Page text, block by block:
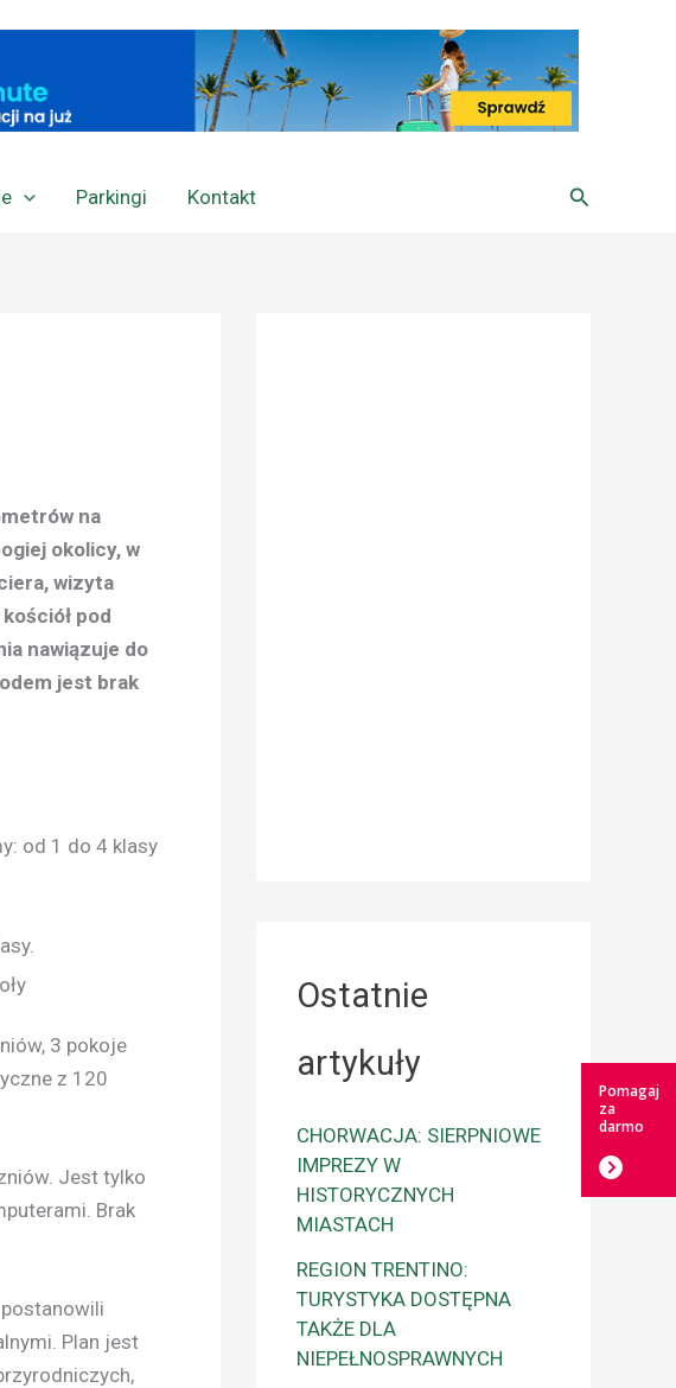
Parkingi Kontakt Szukaj
na
okolicy, w
wizyta
pod
nawiązuje do
jest brak
od 1 do 4 klasy
3 pokoje
z 120
Jest tylko
Brak
Plan jest
Ostatnie
artykuły
CHORWACJA: SIERPNIOWE
IMPREZY W
HISTORYCZNYCH
MIASTACH
REGION TRENTINO:
TURYSTYKA DOSTĘPNA
TAKŻE DLA
NIEPEŁNOSPRAWNYCH
Pomagaj
za
darmo